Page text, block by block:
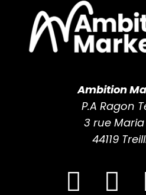
Ambition
P.A Ragon
3 rue Maria
44119